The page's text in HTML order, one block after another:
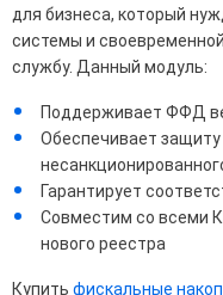
для бизнеса, который
системы и
службу. Данный модуль:
Поддерживает ФФД
Обеспечивает
Гарантирует
Совместим со всеми
нового реестра
Купить фискальные